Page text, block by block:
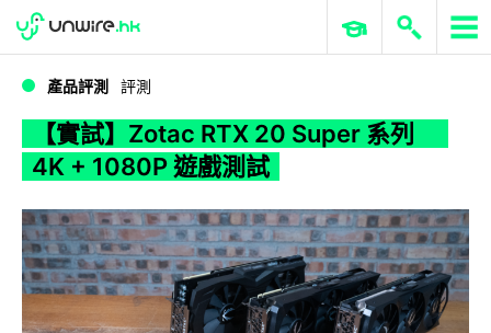
WWDC 2026 ERP 與商業 AI
產品評測 評測
【實試】Zotac RTX 20 Super 系列
4K + 1080P 遊戲測試